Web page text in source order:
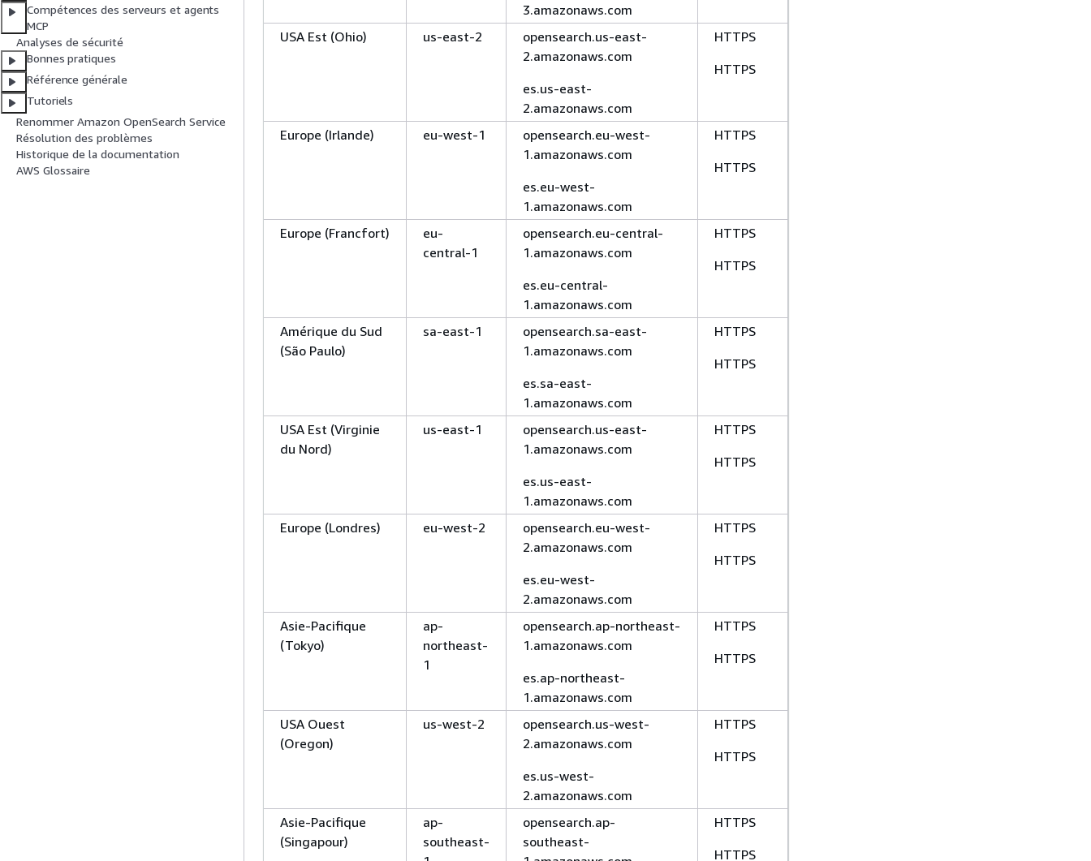
Compétences des serveurs et agents
MCP
Analyses de sécurité
Bonnes pratiques
Référence générale
Tutoriels
Renommer Amazon OpenSearch Service
Résolution des problèmes
Historique de la documentation
AWS Glossaire
3.amazonaws.com
USA Est (Ohio) us-east-2
opensearch.us-east-
2.amazonaws.com
es.us-east-
2.amazonaws.com
HTTPS
HTTPS
Europe (Irlande) eu-west-1
opensearch.eu-west-
1.amazonaws.com
es.eu-west-
1.amazonaws.com
HTTPS
HTTPS
Europe (Francfort)
eu-
central-1
opensearch.eu-central-
1.amazonaws.com
es.eu-central-
1.amazonaws.com
HTTPS
HTTPS
Amérique du Sud
(São Paulo)
sa-east-1
opensearch.sa-east-
1.amazonaws.com
es.sa-east-
1.amazonaws.com
HTTPS
HTTPS
USA Est (Virginie
du Nord)
us-east-1
opensearch.us-east-
1.amazonaws.com
es.us-east-
1.amazonaws.com
HTTPS
HTTPS
Europe (Londres) eu-west-2
opensearch.eu-west-
2.amazonaws.com
es.eu-west-
2.amazonaws.com
HTTPS
HTTPS
Asie-Pacifique
(Tokyo)
ap-
northeast-
1
opensearch.ap-northeast-
1.amazonaws.com
es.ap-northeast-
1.amazonaws.com
HTTPS
HTTPS
USA Ouest
(Oregon)
us-west-2
opensearch.us-west-
2.amazonaws.com
es.us-west-
2.amazonaws.com
HTTPS
HTTPS
Asie-Pacifique
(Singapour)
ap-
southeast-
opensearch.ap-
southeast-
HTTPS
HTTPS